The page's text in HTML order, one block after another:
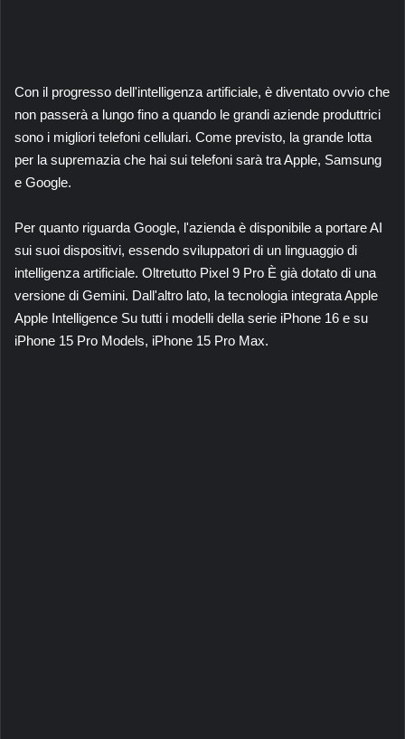
Con il progresso dell'intelligenza artificiale, è diventato ovvio che
non passerà a lungo fino a quando le grandi aziende produttrici
sono i migliori telefoni cellulari. Come previsto, la grande lotta
per la supremazia che hai sui telefoni sarà tra Apple, Samsung
e Google.
Per quanto riguarda Google, l'azienda è disponibile a portare AI
sui suoi dispositivi, essendo sviluppatori di un linguaggio di
intelligenza artificiale. Oltretutto Pixel 9 Pro È già dotato di una
versione di Gemini. Dall'altro lato, la tecnologia integrata Apple
Apple Intelligence Su tutti i modelli della serie iPhone 16 e su
iPhone 15 Pro Models, iPhone 15 Pro Max.